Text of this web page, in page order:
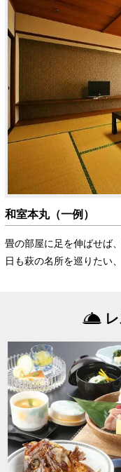
和室本丸（一例）
畳の部屋に足を伸ばせば
日も萩の名所を巡りたい